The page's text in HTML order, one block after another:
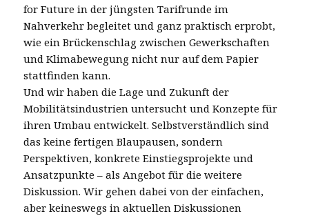
for Future in der jüngsten Tarifrunde im
Nahverkehr begleitet und ganz praktisch erprobt,
wie ein Brückenschlag zwischen Gewerkschaften
und Klimabewegung nicht nur auf dem Papier
stattfinden kann.
Und wir haben die Lage und Zukunft der
Mobilitätsindustrien untersucht und Konzepte für
ihren Umbau entwickelt. Selbstverständlich sind
das keine fertigen Blaupausen, sondern
Perspektiven, konkrete Einstiegsprojekte und
Ansatzpunkte – als Angebot für die weitere
Diskussion. Wir gehen dabei von der einfachen,
aber keineswegs in aktuellen Diskussionen